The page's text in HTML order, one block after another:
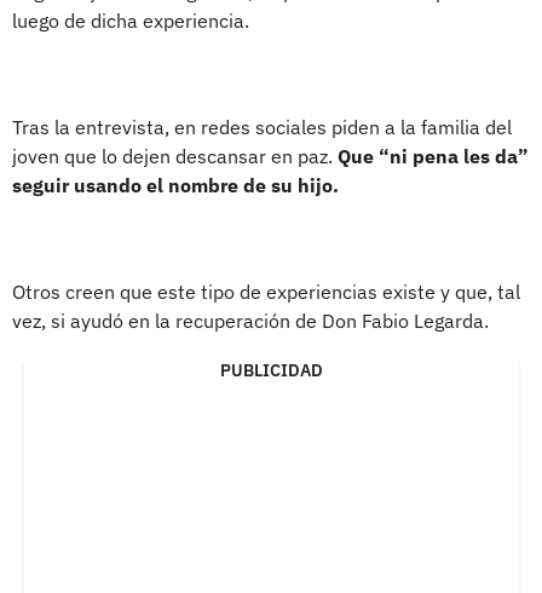
luego de dicha experiencia.
Tras la entrevista, en redes sociales piden a la familia del
joven que lo dejen descansar en paz. Que “ni pena les da”
seguir usando el nombre de su hijo.
Otros creen que este tipo de experiencias existe y que, tal
vez, si ayudó en la recuperación de Don Fabio Legarda.
PUBLICIDAD